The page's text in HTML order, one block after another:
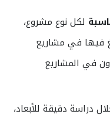
لكل نوع مشروع،
فيها في مشاريع
في المشاريع
دراسة دقيقة للأبعاد،